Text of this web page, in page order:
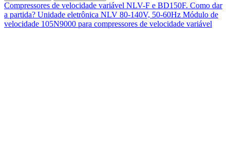
Compressores de velocidade variável NLV-F e BD150F. Como dar
a partida? Unidade eletrônica NLV 80-140V, 50-60Hz Módulo de
velocidade 105N9000 para compressores de velocidade variável